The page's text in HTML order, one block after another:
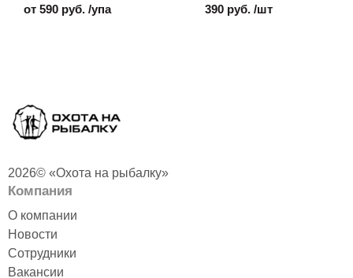
от 590 руб. /упа 390 руб. /шт
2026© «Охота на рыбалку»
Компания
О компании
Новости
Сотрудники
Вакансии